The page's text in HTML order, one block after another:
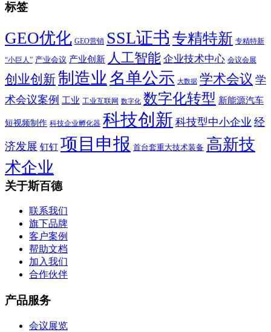
标签
GEO优化 GEO营销 SSL证书 专精特新 专精特新
“小巨人” 产业会议 产业创新 人工智能 企业技术中心 会议会展
创业创新制造业 名单公示 大数据 学术会议 学
术会议案例 工业 工业互联网 数字化 数字化转型 新能源汽车
短视频制作 科技企业孵化器 科技创新 科技型中小企业 经
济发展 钉钉 项目申报 首台套重大技术装备 高新技
术企业
关于斯百德
联系我们
旗下品牌
客户案例
帮助文档
加入我们
合作伙伴
产品服务
会议展览